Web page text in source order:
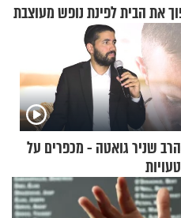
הרב שניר גואטה - מכפרים על
טעויות